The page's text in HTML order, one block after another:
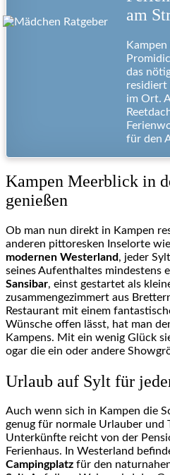
am
das
residiert
im Ort.
für den
Kampen Meerblick in
genießen
Ob man nun direkt in Kampen
anderen pittoresken Inselorte
modernen Westerland, jeder
seines Aufenthaltes mindestens
Sansibar, einst gestartet als
zusammengezimmert aus
Restaurant mit einem
Wünsche offen lässt, hat man
Kampens. Mit ein wenig Glück
ogar die ein oder andere
Urlaub auf Sylt für
Auch wenn sich in Kampen die
genug für normale Urlauber und
Unterkünfte reicht von der
Ferienhaus. In Westerland
Campingplatz für den